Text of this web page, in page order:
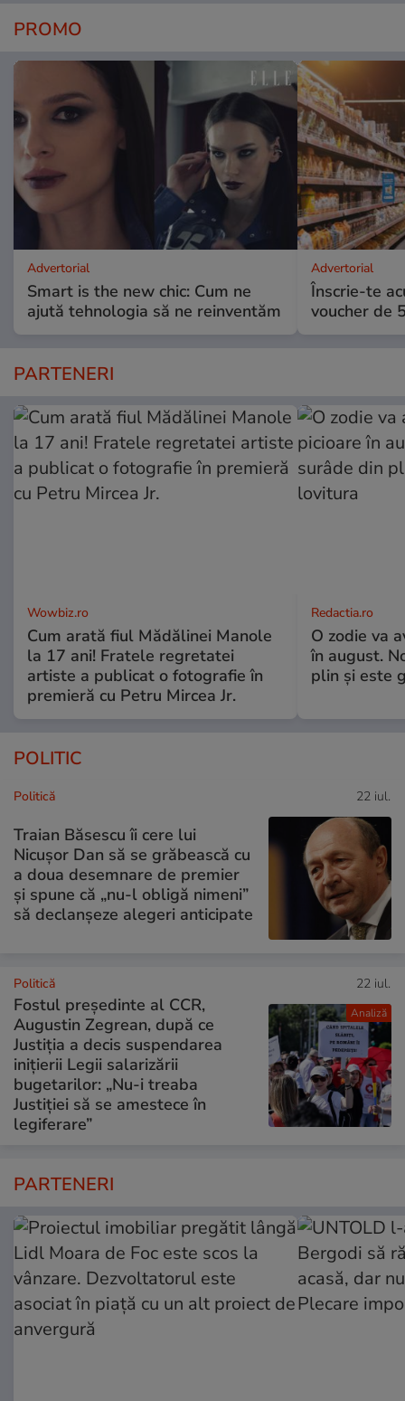
PROMO
Advertorial
Smart is the new chic: Cum ne
ajută tehnologia să ne reinventăm
Advertorial
Înscrie-te
voucher de
PARTENERI
Wowbiz.ro
Cum arată fiul Mădălinei Manole
la 17 ani! Fratele regretatei
artiste a publicat o fotografie în
premieră cu Petru Mircea Jr.
Redactia.ro
O zodie va
în august.
plin și este
POLITIC
Politică 22 iul.
Traian Băsescu îi cere lui
Nicușor Dan să se grăbească cu
a doua desemnare de premier
și spune că „nu-l obligă nimeni”
să declanșeze alegeri anticipate
Analiză
Politică 22 iul.
Fostul președinte al CCR,
Augustin Zegrean, după ce
Justiția a decis suspendarea
inițierii Legii salarizării
bugetarilor: „Nu-i treaba
Justiției să se amestece în
legiferare”
PARTENERI